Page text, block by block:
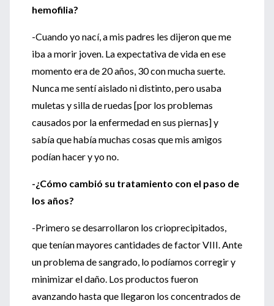
hemofilia?
-Cuando yo nací, a mis padres les dijeron que me
iba a morir joven. La expectativa de vida en ese
momento era de 20 años, 30 con mucha suerte.
Nunca me sentí aislado ni distinto, pero usaba
muletas y silla de ruedas [por los problemas
causados por la enfermedad en sus piernas] y
sabía que había muchas cosas que mis amigos
podían hacer y yo no.
-¿Cómo cambió su tratamiento con el paso de
los años?
-Primero se desarrollaron los crioprecipitados,
que tenían mayores cantidades de factor VIII. Ante
un problema de sangrado, lo podíamos corregir y
minimizar el daño. Los productos fueron
avanzando hasta que llegaron los concentrados de